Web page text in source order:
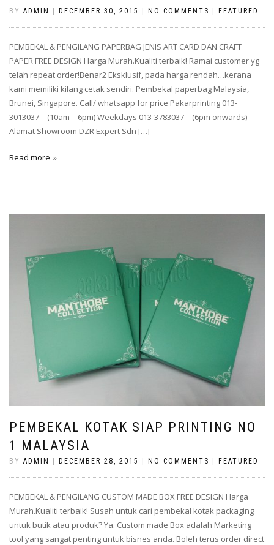
BY ADMIN DECEMBER 30, 2015 NO COMMENTS FEATURED
PEMBEKAL & PENGILANG PAPERBAG JENIS ART CARD DAN CRAFT
PAPER FREE DESIGN Harga Murah.Kualiti terbaik! Ramai customer yg
telah repeat order!Benar2 Eksklusif, pada harga rendah…kerana
kami memiliki kilang cetak sendiri. Pembekal paperbag Malaysia,
Brunei, Singapore. Call/ whatsapp for price Pakarprinting 013-
3013037 – (10am – 6pm) Weekdays 013-3783037 – (6pm onwards)
Alamat Showroom DZR Expert Sdn […]
Read more
PEMBEKAL KOTAK SIAP PRINTING NO
1 MALAYSIA
BY ADMIN | DECEMBER 28, 2015 | NO COMMENTS | FEATURED
PEMBEKAL & PENGILANG CUSTOM MADE BOX FREE DESIGN Harga
Murah.Kualiti terbaik! Susah untuk cari pembekal kotak packaging
untuk butik atau produk? Ya. Custom made Box adalah Marketing
tool yang sangat penting untuk bisnes anda. Boleh terus order direct